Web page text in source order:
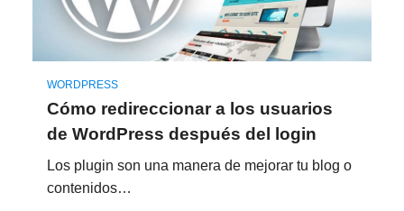
WORDPRESS
Cómo redireccionar a los usuarios
de WordPress después del login
Los plugin son una manera de mejorar tu blog o
contenidos…